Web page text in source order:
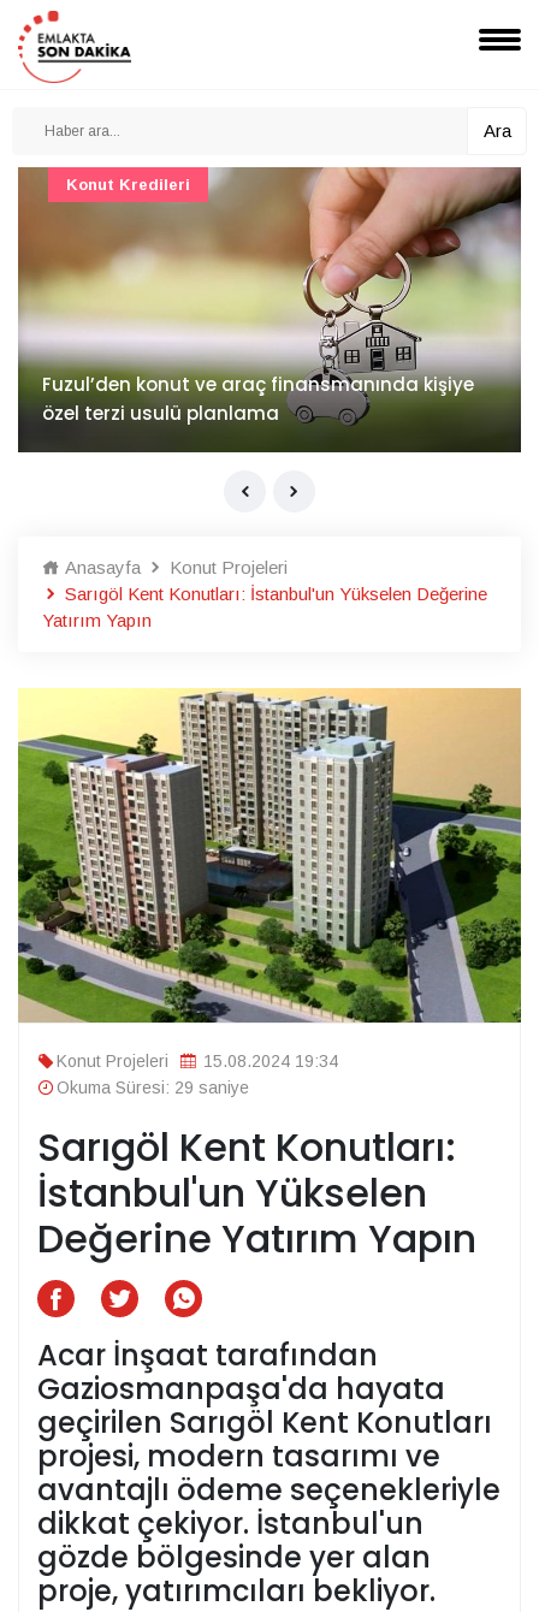
Ara
İv Kandilli'de yaşam yakında başlıyor
Konut Projeleri
Anasayfa
Konut Projeleri
Sarıgöl Kent Konutları: İstanbul'un Yükselen Değerine
Yatırım Yapın
Konut Projeleri
15.08.2024 19:34
Okuma Süresi: 29 saniye
Sarıgöl Kent Konutları:
İstanbul'un Yükselen
Değerine Yatırım Yapın
Acar İnşaat tarafından
Gaziosmanpaşa'da hayata
geçirilen Sarıgöl Kent Konutları
projesi, modern tasarımı ve
avantajlı ödeme seçenekleriyle
dikkat çekiyor. İstanbul'un
gözde bölgesinde yer alan
proje, yatırımcıları bekliyor.